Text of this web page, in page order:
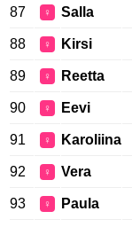
87 ♀ Salla
88 ♀ Kirsi
89 ♀ Reetta
90 ♀ Eevi
91 ♀ Karoliina
92 ♀ Vera
93 ♀ Paula